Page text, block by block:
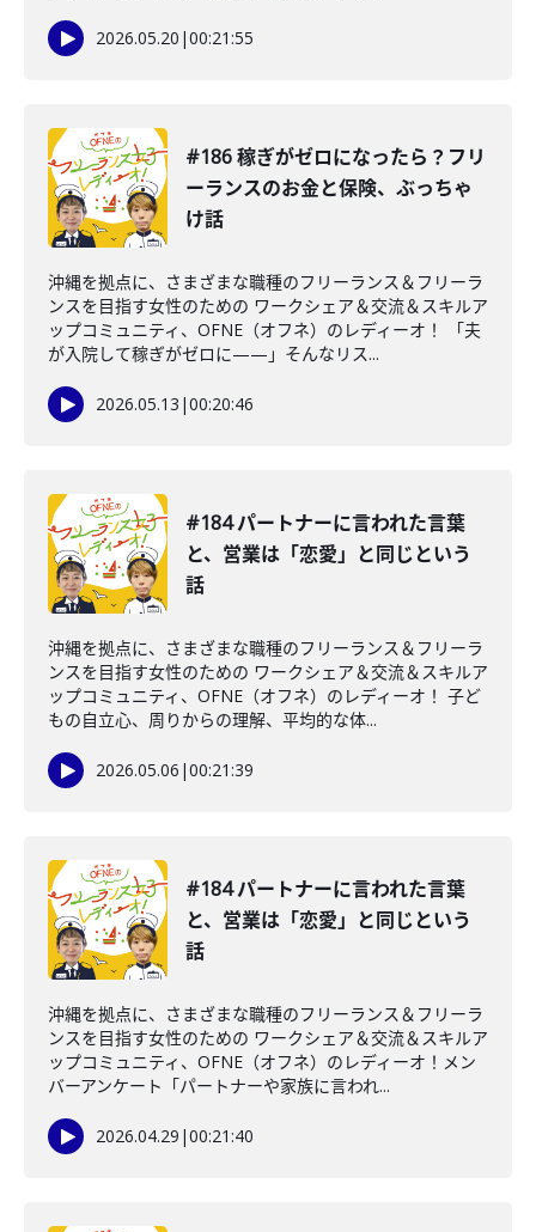
2026.05.20 |00:21:55
#186 稼ぎがゼロになったら？フリ
ーランスのお金と保険、ぶっちゃ
け話
沖縄を拠点に、さまざまな職種のフリーランス＆フリーラ
ンスを目指す女性のための ワークシェア＆交流＆スキルア
ップコミュニティ、OFNE（オフネ）のレディーオ！ 「夫
が入院して稼ぎがゼロに——」そんなリス...
2026.05.13 |00:20:46
#184 パートナーに言われた言葉
と、営業は「恋愛」と同じという
話
沖縄を拠点に、さまざまな職種のフリーランス＆フリーラ
ンスを目指す女性のための ワークシェア＆交流＆スキルア
ップコミュニティ、OFNE（オフネ）のレディーオ！ 子ど
もの自立心、周りからの理解、平均的な体...
2026.05.06 |00:21:39
#184 パートナーに言われた言葉
と、営業は「恋愛」と同じという
話
沖縄を拠点に、さまざまな職種のフリーランス＆フリーラ
ンスを目指す女性のための ワークシェア＆交流＆スキルア
ップコミュニティ、OFNE（オフネ）のレディーオ！メン
バーアンケート「パートナーや家族に言われ...
2026.04.29 |00:21:40